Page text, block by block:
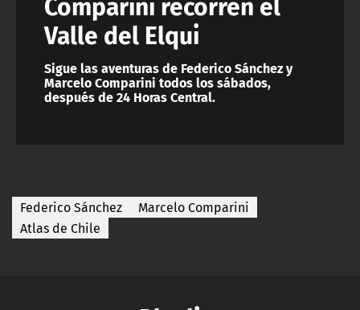
Valle del Elqui
Sigue las aventuras de Federico Sánchez y
Marcelo Comparini todos los sábados,
después de 24 Horas Central.
Federico Sánchez
Marcelo Comparini
Atlas de Chile